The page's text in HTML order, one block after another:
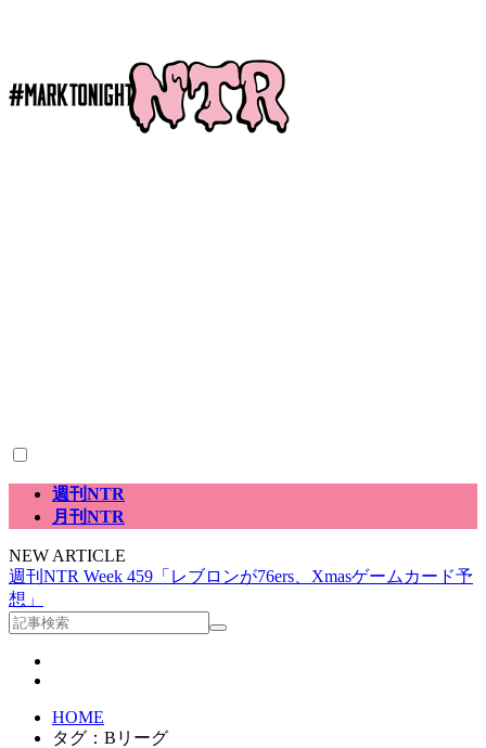
週刊NTR
月刊NTR
NEW ARTICLE
週刊NTR Week 459「レブロンが76ers、Xmasゲームカード予
想」
HOME
タグ：Bリーグ